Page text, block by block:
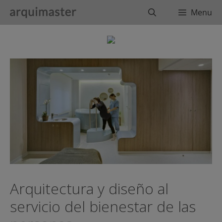
BuscarMenu
Arquitectura y diseño al
servicio del bienestar de las